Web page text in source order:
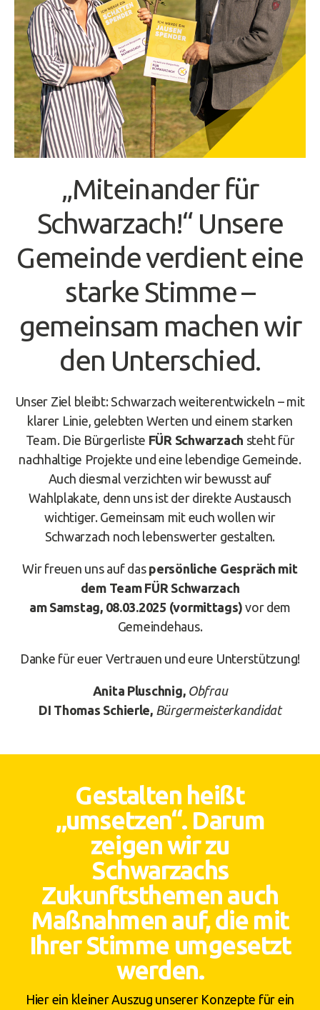
„Miteinander für
Schwarzach!“ Unsere
Gemeinde verdient eine
starke Stimme –
gemeinsam machen wir
den Unterschied.
Unser Ziel bleibt: Schwarzach weiterentwickeln – mit
klarer Linie, gelebten Werten und einem starken
Team. Die Bürgerliste FÜR Schwarzach steht für
nachhaltige Projekte und eine lebendige Gemeinde.
Auch diesmal verzichten wir bewusst auf
Wahlplakate, denn uns ist der direkte Austausch
wichtiger. Gemeinsam mit euch wollen wir
Schwarzach noch lebenswerter gestalten.
Wir freuen uns auf das persönliche Gespräch mit
dem Team FÜR Schwarzach
am Samstag, 08.03.2025 (vormittags) vor dem
Gemeindehaus.
Danke für euer Vertrauen und eure Unterstützung!
Anita Pluschnig, Obfrau
DI Thomas Schierle, Bürgermeisterkandidat
Gestalten heißt
„umsetzen“. Darum
zeigen wir zu
Schwarzachs
Zukunftsthemen auch
Maßnahmen auf, die mit
Ihrer Stimme umgesetzt
werden.
Hier ein kleiner Auszug unserer Konzepte für ein